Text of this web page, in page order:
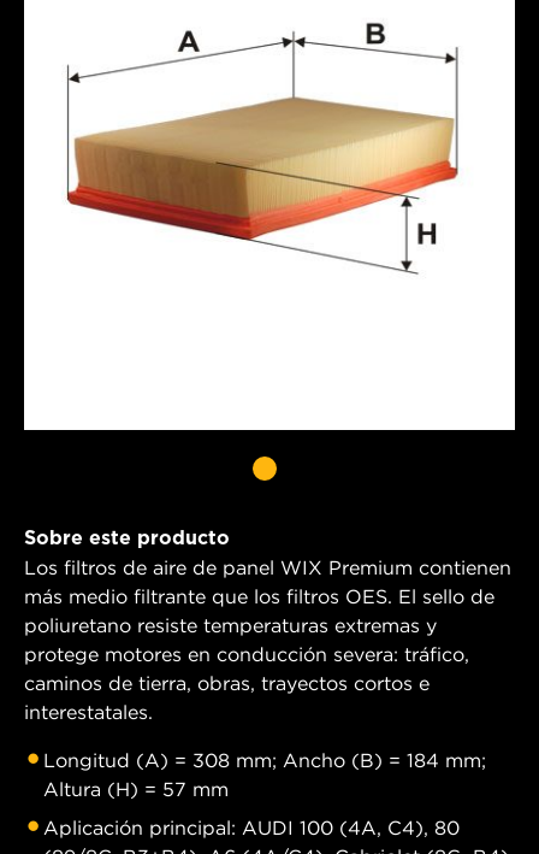
Sobre este producto
Los filtros de aire de panel WIX Premium contienen
más medio filtrante que los filtros OES. El sello de
poliuretano resiste temperaturas extremas y
protege motores en conducción severa: tráfico,
caminos de tierra, obras, trayectos cortos e
interestatales.
Longitud (A) = 308 mm; Ancho (B) = 184 mm;
Altura (H) = 57 mm
Aplicación principal: AUDI 100 (4A, C4), 80